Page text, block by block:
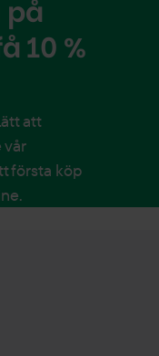
10 %
att
vår
första köp